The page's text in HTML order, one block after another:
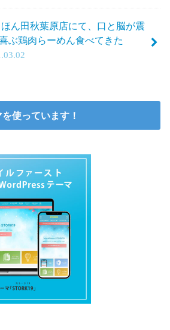
ん田秋葉原店にて、口と脳が震
ぶ鶏肉らーめん食べてきた
使っています！